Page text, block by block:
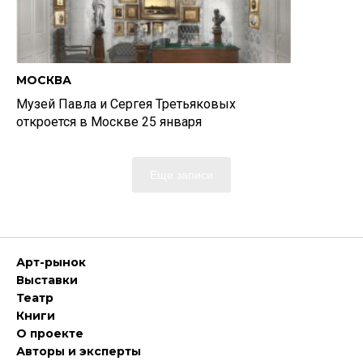
МОСКВА
Музей Павла и Сергея Третьяковых
откроется в Москве 25 января
Арт-рынок
Выставки
Театр
Книги
О проекте
Авторы и эксперты